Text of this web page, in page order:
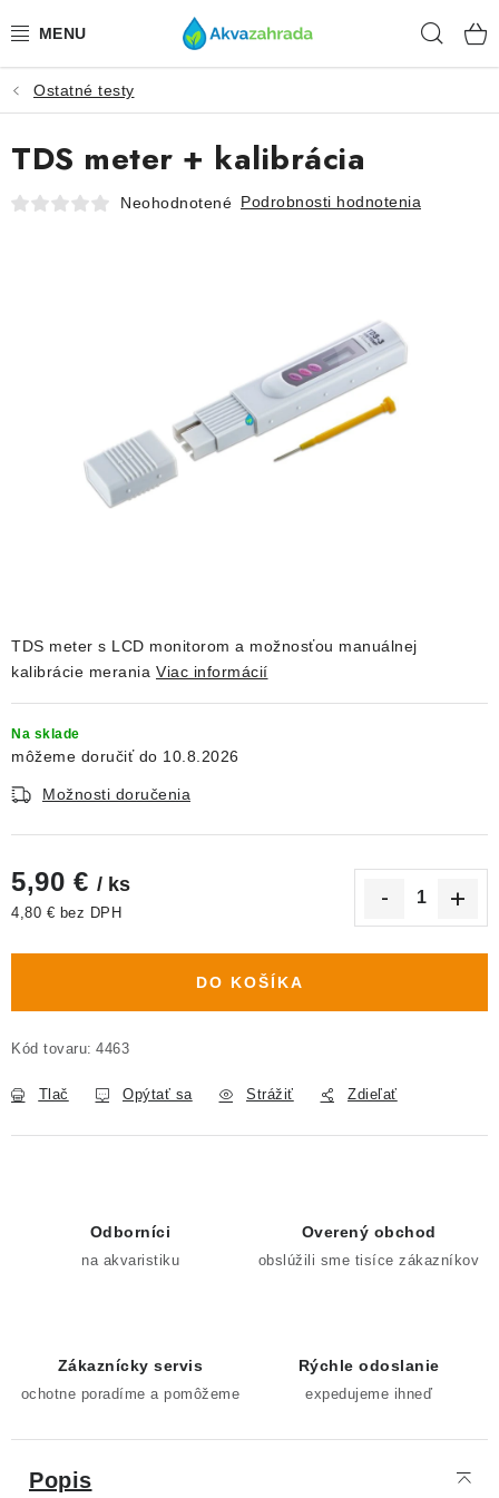
na
TECHNIKA
HNOJIVÁ
VODA
KRMIVÁ A VITAMÍNY
DEKORÁCIE
VÝPREDAJ
O nás
Ostatné testy
TDS meter s LCD monitorom a možnosťou manuálnej
kalibrácie merania Viac informácií
Na sklade
10.8.2026
Možnosti doručenia
5,90 € / ks
4,80 € bez DPH
DO KOŠÍKA
Kód tovaru: 4463
Tlač Opýtať sa Strážiť Zdieľať
TDS meter + kalibrácia
Neohodnotené Podrobnosti hodnotenia
Odborníci
na akvaristiku
Overený obchod
obslúžili sme tisíce zákazníkov
Zákaznícky servis
ochotne poradíme a pomôžeme
Rýchle odoslanie
expedujeme ihneď
Popis